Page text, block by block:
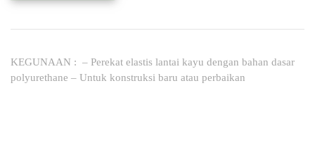
KEGUNAAN : – Perekat elastis lantai kayu dengan bahan dasar
polyurethane – Untuk konstruksi baru atau perbaikan